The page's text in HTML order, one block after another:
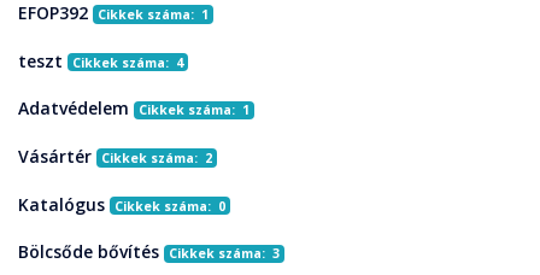
EFOP392 Cikkek száma: 1
teszt Cikkek száma: 4
Adatvédelem Cikkek száma: 1
Vásártér Cikkek száma: 2
Katalógus Cikkek száma: 0
Bölcsőde bővítés Cikkek száma: 3